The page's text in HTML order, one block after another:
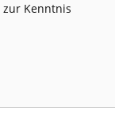
zur Kenntnis